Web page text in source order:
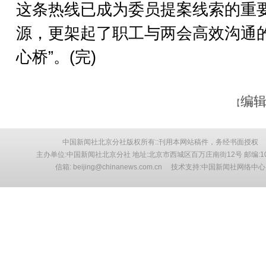
这条热线已成为委员提案线索的重
源，更架起了职工与两会高效沟通
心桥”。(完)
【编
中国新闻社北京分社版权所有::刊用本网站稿件，务经书面授权
主办单位:中国新闻社北京分社 地址:北京市西城区百万庄南街12号 邮编
信箱: beijing@chinanews.com.cn 技术支持:中国新闻社网络中心